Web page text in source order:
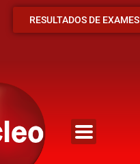
RESULTADOS DE EXAMES